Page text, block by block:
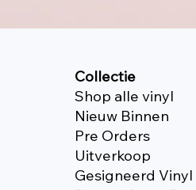
Collectie
Shop alle vinyl
Nieuw Binnen
Pre Orders
Uitverkoop
Gesigneerd Vinyl